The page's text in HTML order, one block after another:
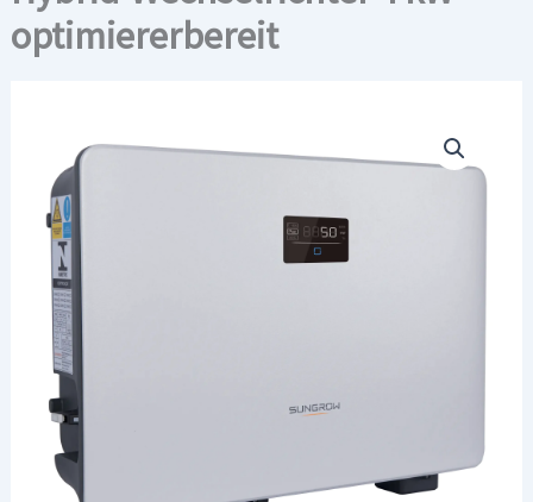
optimiererbereit